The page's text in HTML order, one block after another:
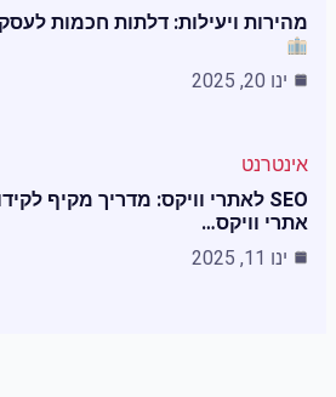
מהירות ויעילות: דלתות חכמות לעסקים
ינו 20, 2025
אינטרנט
SEO לאתרי וויקס: מדריך מקיף לקידום
אתרי וויקס…
ינו 11, 2025